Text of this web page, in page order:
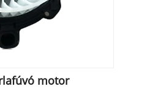
motor